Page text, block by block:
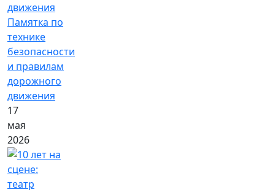
Памятка по
технике
безопасности
и правилам
дорожного
движения
17
мая
2026